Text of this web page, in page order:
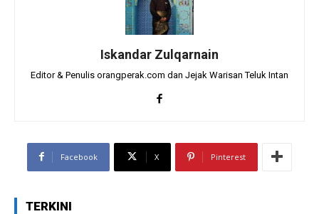
Iskandar Zulqarnain
Editor & Penulis orangperak.com dan Jejak Warisan Teluk Intan
Facebook X Pinterest
TERKINI